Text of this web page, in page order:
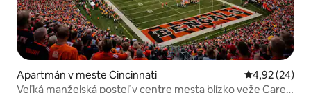
Apartmán v meste Cincinnati Priemerné
4,92 (24)
Veľká manželská posteľ v centre mesta blízko veže Carew